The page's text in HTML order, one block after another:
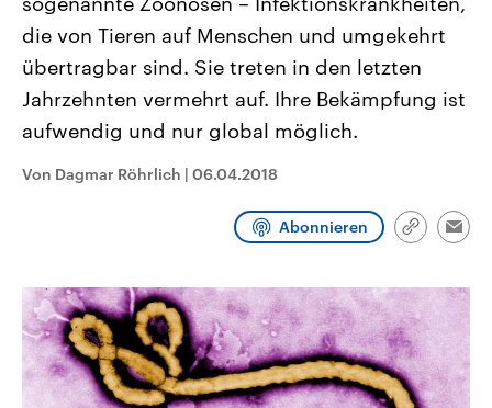
Landtagswahl Sachsen-Anhalt
2026
Alle Informationen
Sachsen-Anhalt wählt am 6.
September 2026 einen neuen
Landtag. Seit 2021 wird das
Bundesland von einer Koalition aus
CDU, SPD und FDP regiert.-
Umfragen, Prognosen,
Wahlprogramme, aktuelle Berichte
und Kandidaten der anstehenden
Aktuelle Beiträge,
Hintergründe
Wirtschaftlich und
gehören die Vereinigten
den mächtigsten Ländern
mit großem Einfluss auf
aktuelle Weltgeschehen.
die von Tieren auf Menschen und umgekehrt
übertragbar sind. Sie treten in den letzten
Jahrzehnten vermehrt auf. Ihre Bekämpfung ist
aufwendig und nur global möglich.
Von Dagmar Röhrlich | 06.04.2018
Abonnieren
Link